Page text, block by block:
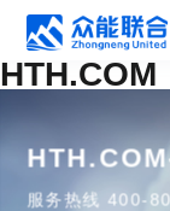
HTH.COM
服务热线 400-